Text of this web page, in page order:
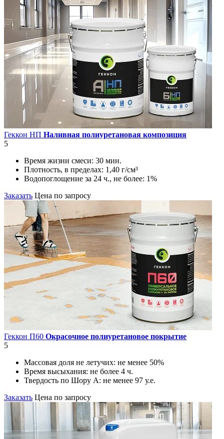
Геккон НП Наливная полиуретановая композиция
5
Время жизни смеси: 30 мин.
Плотность, в пределах: 1,40 г/см³
Водопоглощение за 24 ч., не более: 1%
Заказать Цена по запросу
Геккон П60 Окрасочное полиуретановое покрытие
5
Массовая доля не летучих: не менее 50%
Время высыхания: не более 4 ч.
Твердость по Шору А: не менее 97 у.е.
Заказать Цена по запросу